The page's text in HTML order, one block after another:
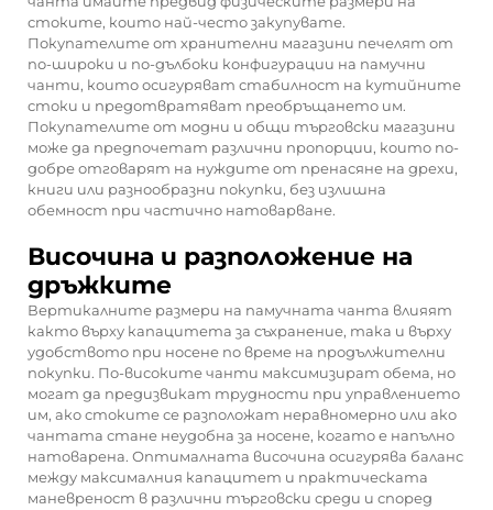
стоките, които най-често закупувате.
Покупателите от хранителни магазини печелят от
по-широки и по-дълбоки конфигурации на памучни
чанти, които осигуряват стабилност на кутийните
стоки и предотвратяват преобръщането им.
Покупателите от модни и общи търговски магазини
може да предпочетат различни пропорции, които по-
добре отговарят на нуждите от пренасяне на дрехи,
книги или разнообразни покупки, без излишна
обемност при частично натоварване.
Височина и разположение на
дръжките
Вертикалните размери на памучната чанта влияят
както върху капацитета за съхранение, така и върху
удобството при носене по време на продължителни
покупки. По-високите чанти максимизират обема, но
могат да предизвикат трудности при управлението
им, ако стоките се разположат неравномерно или ако
чантата стане неудобна за носене, когато е напълно
натоварена. Оптималната височина осигурява баланс
между максималния капацитет и практическата
маневреност в различни търговски среди и според